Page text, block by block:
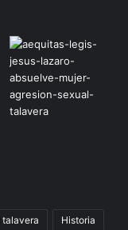
talavera Historia